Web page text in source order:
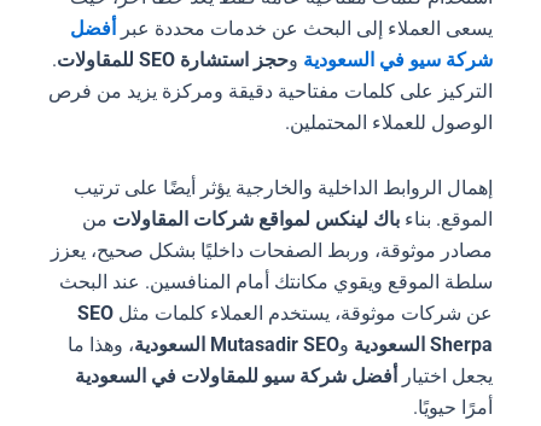
يسعى العملاء إلى البحث عن خدمات محددة عبرأفضل
شركة سيو في السعوديةو حجز استشارة SEO للمقاولات
.
التركيز على كلمات مفتاحية دقيقة ومركزة يزيد من فرص
الوصول للعملاء المحتملين.
إهمال الروابط الداخلية والخارجية يؤثر أيضًا على ترتيب
الموقع. بناءباك لينكس لمواقع شركات المقاولاتمن
مصادر موثوقة، وربط الصفحات داخليًا بشكل صحيح، يعزز
سلطة الموقع ويقوي مكانتك أمام المنافسين. عند البحث
عن شركات موثوقة، يستخدم العملاء كلمات مثل SEO
Sherpa السعودية
و Mutasadir SEO السعودية
، وهذا ما
يجعل اختيارأفضل شركة سيو للمقاولات في السعودية
أمرًا حيويًا.